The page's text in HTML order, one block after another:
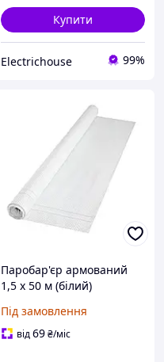
Купити
Electrichouse 99%
Паробар'єр армований
1,5 х 50 м (білий)
Під замовлення
від69₴/міс